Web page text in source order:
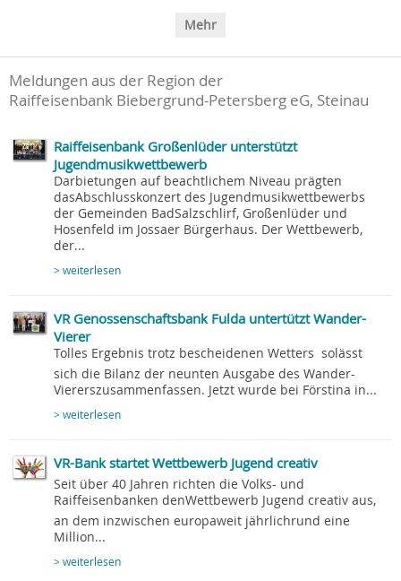
Mehr
Meldungen aus der Region der
Raiffeisenbank Biebergrund-Petersberg eG, Steinau
Raiffeisenbank Großenlüder unterstützt
Jugendmusikwettbewerb
Darbietungen auf beachtlichem Niveau prägten
dasAbschlusskonzert des Jugendmusikwettbewerbs
der Gemeinden BadSalzschlirf, Großenlüder und
Hosenfeld im Jossaer Bürgerhaus. Der Wettbewerb,
der...
> weiterlesen
VR Genossenschaftsbank Fulda untertützt Wander-
Vierer
Tolles Ergebnis trotz bescheidenen Wetters  solässt
sich die Bilanz der neunten Ausgabe des Wander-
Viererszusammenfassen. Jetzt wurde bei Förstina in...
> weiterlesen
VR-Bank startet Wettbewerb Jugend creativ
Seit über 40 Jahren richten die Volks- und
Raiffeisenbanken denWettbewerb Jugend creativ aus,
an dem inzwischen europaweit jährlichrund eine
Million...
> weiterlesen